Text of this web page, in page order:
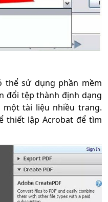
thể sử dụng phần mềm
đổi tệp thành định dạng
một tài liệu nhiều trang.
thiết lập Acrobat để tìm